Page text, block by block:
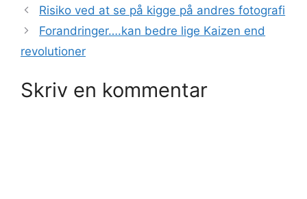
Risiko ved at se på kigge på andres fotografi
Forandringer….kan bedre lige Kaizen end
revolutioner
Skriv en kommentar